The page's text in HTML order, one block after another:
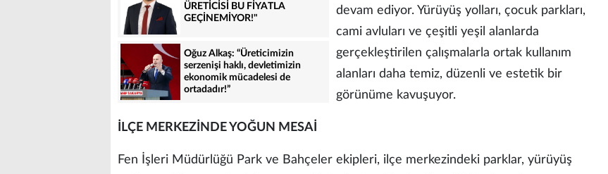
ÜRETİCİSİ BU FİYATLA
GEÇİNEMİYOR!"
Oğuz Alkaş: “Üreticimizin
serzenişi haklı, devletimizin
ekonomik mücadelesi de
ortadadır!”
devam ediyor. Yürüyüş yolları, çocuk parkları,
cami avluları ve çeşitli yeşil alanlarda
gerçekleştirilen çalışmalarla ortak kullanım
alanları daha temiz, düzenli ve estetik bir
görünüme kavuşuyor.
İLÇE MERKEZİNDE YOĞUN MESAİ
Fen İşleri Müdürlüğü Park ve Bahçeler ekipleri, ilçe merkezindeki parklar, yürüyüş